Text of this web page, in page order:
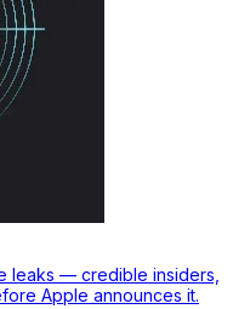
leaks — credible insiders,
Apple announces it.